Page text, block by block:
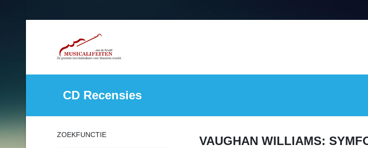
CD Recensies
ZOEKFUNCTIE VAUGHAN WILLIAMS: